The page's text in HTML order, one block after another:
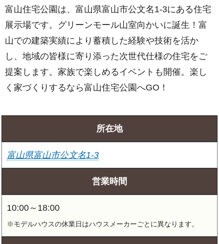
プ富山住宅公園は、富山県富山市公文名1-3にある住宅
展示場です。グリーンモール山室向かいに誕生！富
山での建築実績により蓄積した経験や技術を活か
し、地域の皆様に寄り添った次世代仕様の住宅をご
提案します。家族で楽しめるイベントも開催。楽し
く家づくりするなら富山住宅公園へGO！
所在地
富山県富山市公文名1-3
営業時間
10:00～18:00
※モデルハウスの休業日はハウスメーカーごとに異なります。